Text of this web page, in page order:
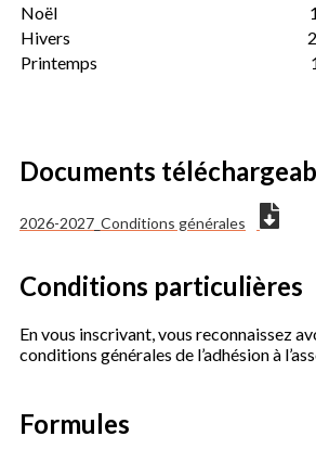
Noël
Hivers
Printemps
Documents
2026-2027_Conditions générales
Conditions particulières
En vous inscrivant, vous reconnaissez
conditions générales de l’adhésion à
Formules